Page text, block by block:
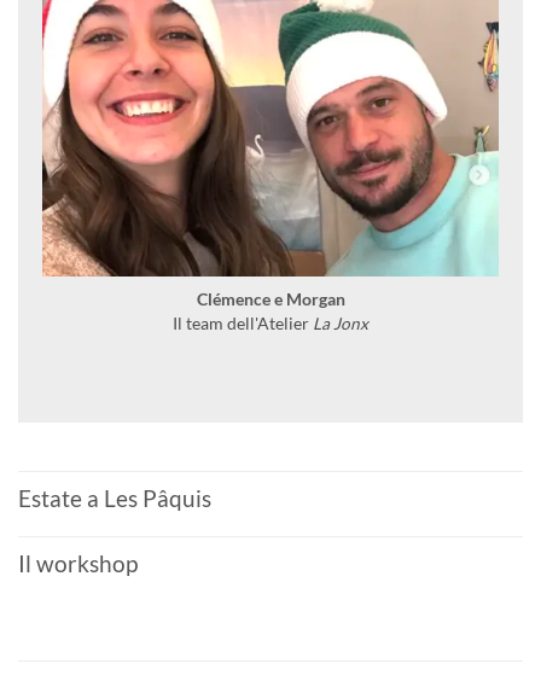
Clémence e Morgan
Il team dell'Atelier La Jonx
Estate a Les Pâquis
Il workshop